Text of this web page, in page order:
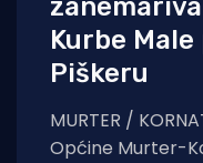
Kurbe
Piškeru
MURTER /
Općine Murter-